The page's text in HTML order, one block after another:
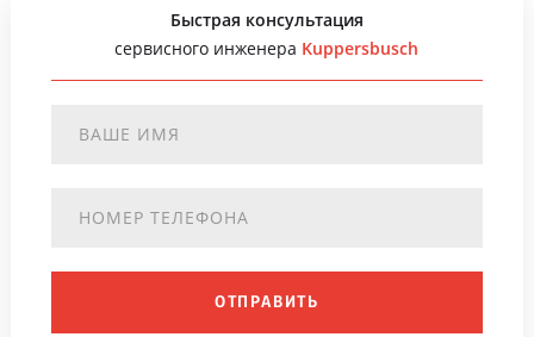
Быстрая консультация
сервисного инженера Kuppersbusch
ОТПРАВИТЬ